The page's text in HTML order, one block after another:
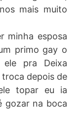
mais muito
minha esposa
primo gay o
pra Deixa
troca depois de
topar eu ia
gozar na boca